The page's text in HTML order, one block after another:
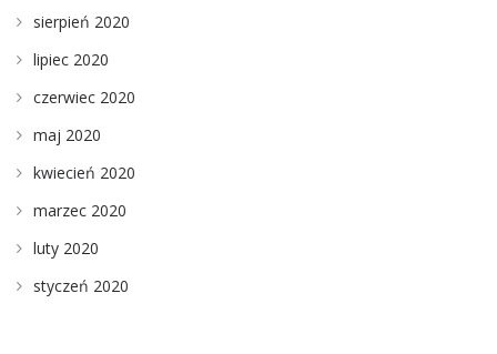
sierpień 2020
lipiec 2020
czerwiec 2020
maj 2020
kwiecień 2020
marzec 2020
luty 2020
styczeń 2020